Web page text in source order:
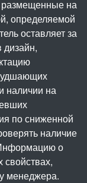
на
определяемой
оставляет за
наличии на
по сниженной
наличие
о
свойствах,
менеджера.